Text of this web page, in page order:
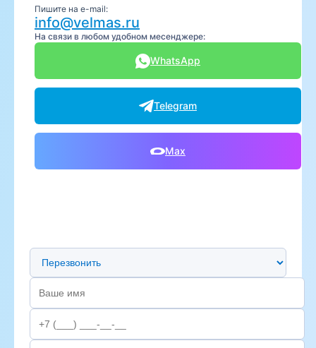
Пишите на e-mail:
info@velmas.ru
На связи в любом удобном месенджере:
WhatsApp
Telegram
Max
Предпочтительный способ связи